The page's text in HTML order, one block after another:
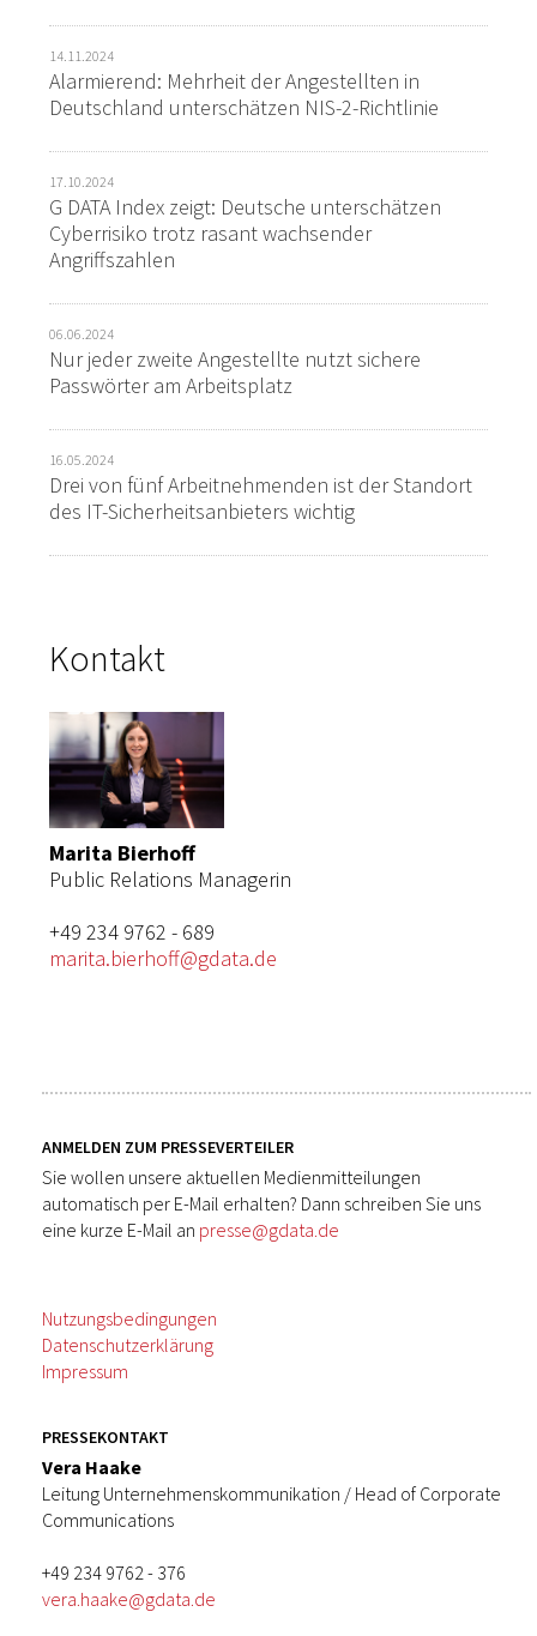
14.11.2024
Alarmierend: Mehrheit der Angestellten in
Deutschland unterschätzen NIS-2-Richtlinie
17.10.2024
G DATA Index zeigt: Deutsche unterschätzen
Cyberrisiko trotz rasant wachsender
Angriffszahlen
06.06.2024
Nur jeder zweite Angestellte nutzt sichere
Passwörter am Arbeitsplatz
16.05.2024
Drei von fünf Arbeitnehmenden ist der Standort
des IT-Sicherheitsanbieters wichtig
Kontakt
Marita Bierhoff
Public Relations Managerin
+49 234 9762 - 689
marita.bierhoff@gdata.de
ANMELDEN ZUM PRESSEVERTEILER
Sie wollen unsere aktuellen Medienmitteilungen
automatisch per E-Mail erhalten? Dann schreiben Sie uns
eine kurze E-Mail an presse@gdata.de
Nutzungsbedingungen
Datenschutzerklärung
Impressum
PRESSEKONTAKT
Vera Haake
Leitung Unternehmenskommunikation / Head of Corporate
Communications
+49 234 9762 - 376
vera.haake@gdata.de